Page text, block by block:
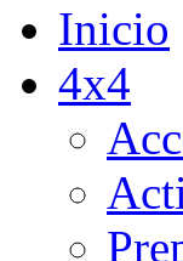
Inicio
4x4